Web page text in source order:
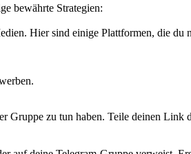
bewährte Strategien:
Hier sind einige Plattformen, die du
Gruppe zu tun haben. Teile deinen